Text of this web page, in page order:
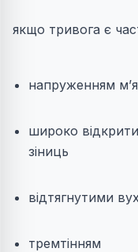
якщо тривога є
напруженням
широко
зіниць
відтягнутими
тремтінням